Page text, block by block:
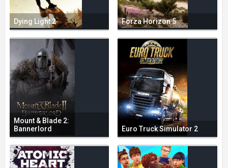
Dying Light 2 Forza Horizon 5
Mount & Blade 2:
Bannerlord
Euro Truck Simulator 2